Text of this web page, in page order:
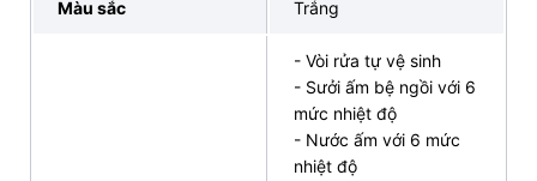
(Nguồn: INAX)
4. Mua bồn cầu nắp rửa điện tử INAX AC-
952+CW-KA22AVN chất lượng ở đâu?
Quý khách đang tìm kiếm sản phẩm bồn cầu treo
Màu sắc Trắng
- Vòi rửa tự vệ sinh
- Sưởi ấm bệ ngồi với 6
mức nhiệt độ
- Nước ấm với 6 mức
nhiệt độ